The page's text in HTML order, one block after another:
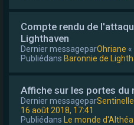
Compte rendu de
Lighthaven
Dernier messageparOhriane «
Publiédans Baronnie de
Affiche sur les portes du
Dernier messagepar
16 août 2018, 17:41
Publiédans
Le monde